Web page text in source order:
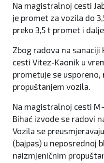
Na magistralnoj cesti
je promet za vozila do
preko 3,5 t promet i
Zbog radova na
cesti Vitez-Kaonik u
prometuje se usporeno,
propuštanjem vozila.
Na magistralnoj cesti
Bihać izvode se radovi
Vozila se
(bajpas) u neposrednoj
naizmjeničnim